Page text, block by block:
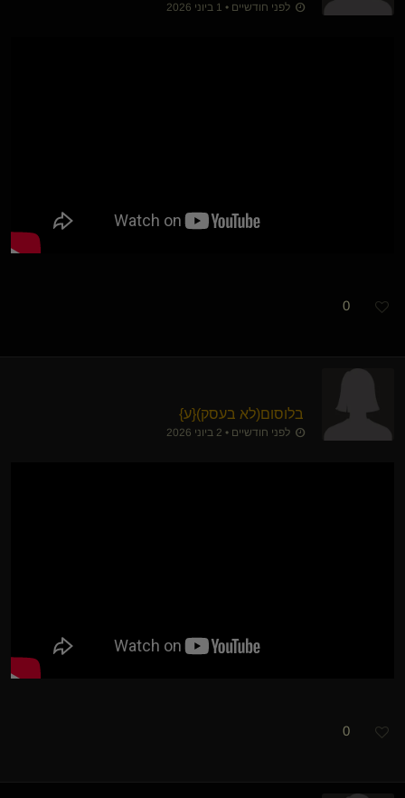
לפני חודשיים • 1 ביוני 2026
0
בלוסום​(לא בעסק)​{ע}
לפני חודשיים • 2 ביוני 2026
0